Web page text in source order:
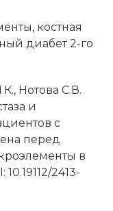
костная
диабет 2-го
Нотова С.В.
и
с
перед
в
2413-